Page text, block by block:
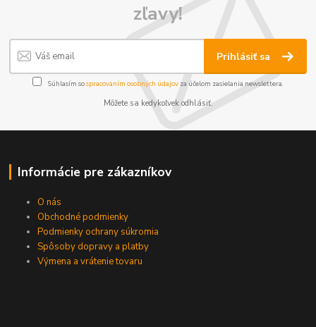
zľavy!
Prihlásiť sa
Súhlasím sospracovaním osobných údajov za účelom zasielania newslettera.
Môžete sa kedykoľvek odhlásiť.
Informácie pre zákazníkov
O nás
Obchodné podmienky
Podmienky ochrany súkromia
Spôsoby dopravy a platby
Výmena a vrátenie tovaru